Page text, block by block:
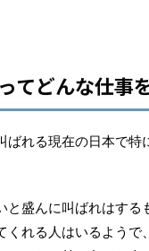
てどんな仕事
れる現在の日本で特
盛んに叫ばれはする
れる人はいるようで